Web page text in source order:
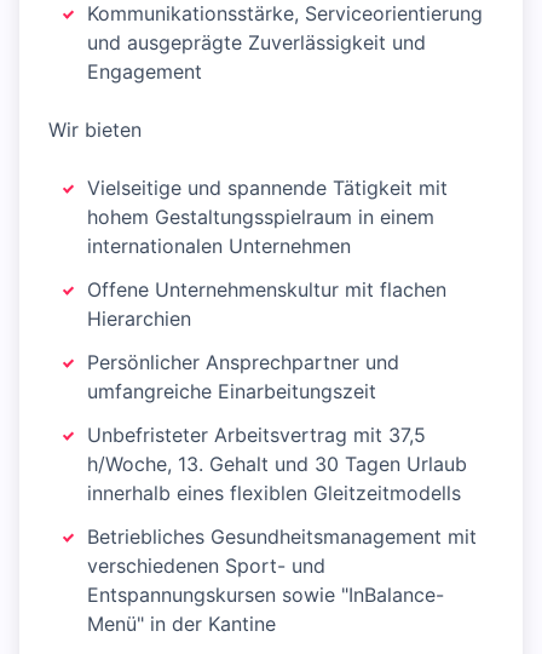
Kommunikationsstärke, Serviceorientierung
und ausgeprägte Zuverlässigkeit und
Engagement
Wir bieten
Vielseitige und spannende Tätigkeit mit
hohem Gestaltungsspielraum in einem
internationalen Unternehmen
Offene Unternehmenskultur mit flachen
Hierarchien
Persönlicher Ansprechpartner und
umfangreiche Einarbeitungszeit
Unbefristeter Arbeitsvertrag mit 37,5
h/Woche, 13. Gehalt und 30 Tagen Urlaub
innerhalb eines flexiblen Gleitzeitmodells
Betriebliches Gesundheitsmanagement mit
verschiedenen Sport- und
Entspannungskursen sowie "InBalance-
Menü" in der Kantine